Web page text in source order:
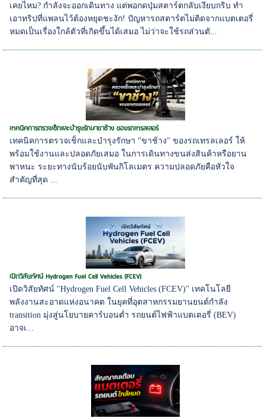
เคยไหม? กำลังจะออกเดินทาง แต่พอกดปุ่มสตาร์ตกลับเงียบกริบ ทำ
เอาทริปที่แพลนไว้ต้องหยุดชะงัก! ปัญหารถสตาร์ตไม่ติดจากแบตเตอรี่
หมดเป็นเรื่องใกล้ตัวที่เกิดขึ้นได้เสมอ ไม่ว่าจะใช้รถส่วนตั...
เทคนิคการตรวจเช็กและบำรุงรักษาขาช้าง ของรถเทรลเลอร์
เทคนิคการตรวจเช็กและบำรุงรักษา "ขาช้าง" ของรถเทรลเลอร์ ให้
พร้อมใช้งานและปลอดภัยเสมอ ในการเดินทางขนส่งสินค้าหรือยาน
พาหนะ ระยะทางนับร้อยนับพันกิโลเมตร ความปลอดภัยคือหัวใจ
สำคัญที่สุด ...
เปิดวิสัยทัศน์ Hydrogen Fuel Cell Vehicles (FCEV)
เปิดวิสัยทัศน์ "Hydrogen Fuel Cell Vehicles (FCEV)" เทคโนโลยี
พลังงานสะอาดแห่งอนาคต ในยุคที่อุตสาหกรรมยานยนต์กำลัง
transition มุ่งสู่นโยบายคาร์บอนต่ำ รถยนต์ไฟฟ้าแบตเตอรี่ (BEV)
อาจเ...